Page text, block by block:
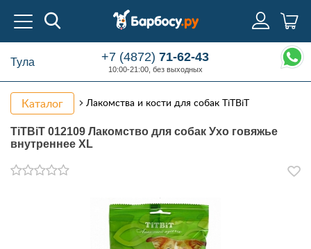
Тула +7 (4872)71-62-43
10:00-21:00, без выходных
Каталог Лакомства и кости для собак TiTBiT
TiTBiT 012109 Лакомство для собак Ухо говяжье
внутреннее XL